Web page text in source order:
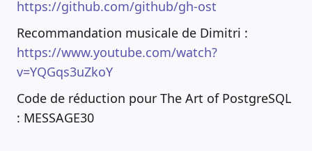
https://github.com/github/gh-ost
Recommandation musicale de Dimitri :
https://www.youtube.com/watch?
v=YQGqs3uZkoY
Code de réduction pour The Art of PostgreSQL
: MESSAGE30